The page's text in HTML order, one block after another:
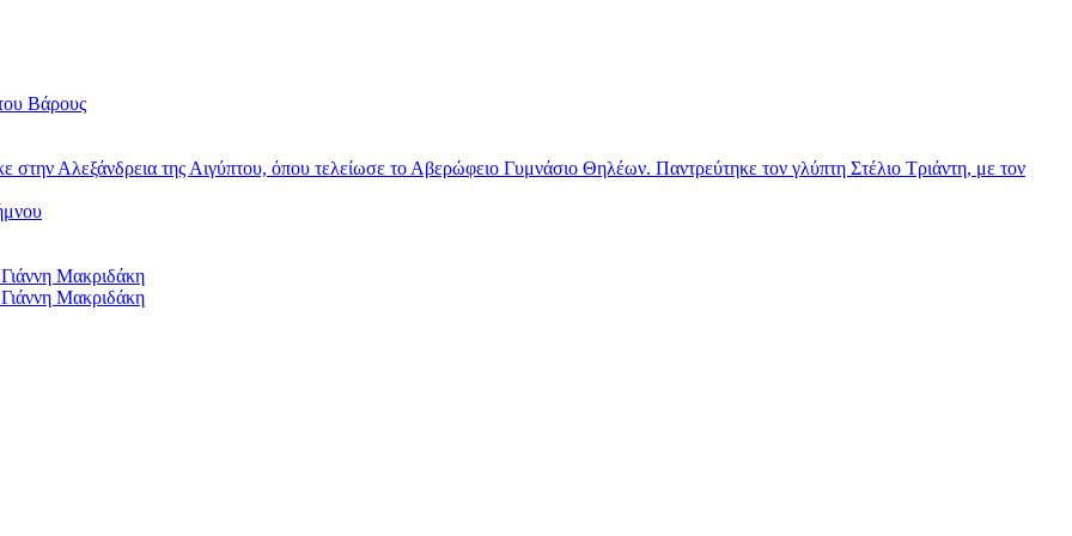
Βάρους
Αλεξάνδρεια της Αιγύπτου, όπου τελείωσε το Αβερώφειο Γυμνάσιο Θηλέων. Παντρεύτηκε τον γλύπτη Στέλιο Τριάντη, με τον
Μακριδάκη
Μακριδάκη